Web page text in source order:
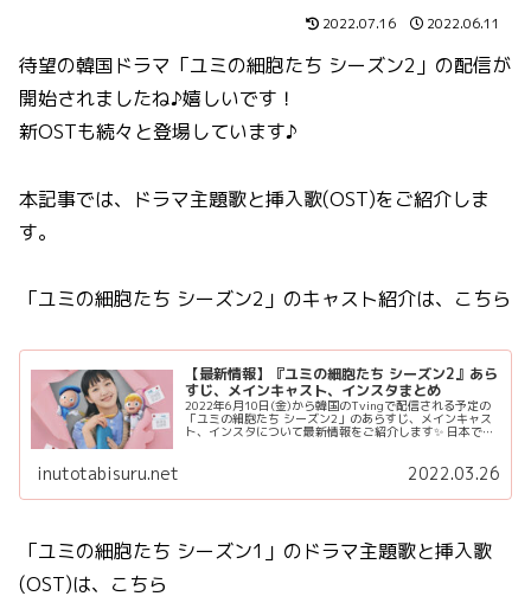
2022.07.16 2022.06.11
待望の韓国ドラマ「ユミの細胞たち シーズン2」の配信が
開始されましたね♪嬉しいです！
新OSTも続々と登場しています♪
本記事では、ドラマ主題歌と挿入歌(OST)をご紹介しま
す。
「ユミの細胞たち シーズン2」のキャスト紹介は、こちら
【最新情報】『ユミの細胞たち シーズン2』あら
すじ、メインキャスト、インスタまとめ
2022年6月10日(金)から韓国のTvingで配信される予定の
「ユミの細胞たち シーズン2」のあらすじ、メインキャス
ト、インスタについて最新情報をご紹介します✨ 日本で
は、2022年9月14日(水)よりAmazon Prime Vide...
inutotabisuru.net 2022.03.26
「ユミの細胞たち シーズン1」のドラマ主題歌と挿入歌
(OST)は、こちら